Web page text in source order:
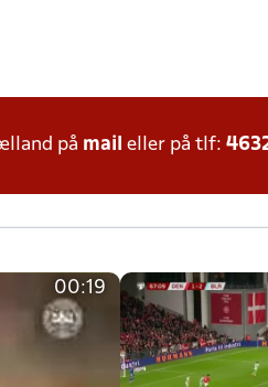
på mail eller på tlf:
00:19